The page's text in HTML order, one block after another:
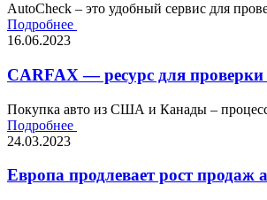
AutoCheck – это удобный сервис для
Подробнее
16.06.2023
CARFAX — ресурс для
Покупка авто из США и Канады –
Подробнее
24.03.2023
Европа продлевает рост продаж